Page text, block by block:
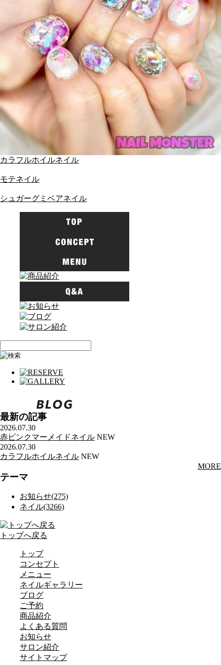
カラフルホイルネイル
モテネイル
シュガーグミベアネイル
最新の記事
2026.07.30
赤ピンクマーメイドネイル NEW
2026.07.30
カラフルホイルネイル NEW
MORE
テーマ
お知らせ(275)
ネイル(3266)
トップへ戻る
トップ
コンセプト
メニュー
ネイルギャラリー
ブログ
ご予約
商品紹介
よくある質問
お知らせ
サロン紹介
サイトマップ